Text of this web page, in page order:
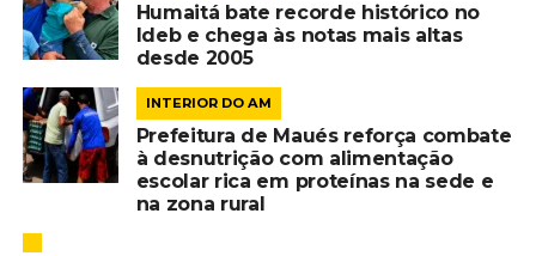
Humaitá bate recorde histórico no
Ideb e chega às notas mais altas
desde 2005
INTERIOR DO AM
Prefeitura de Maués reforça combate
à desnutrição com alimentação
escolar rica em proteínas na sede e
na zona rural